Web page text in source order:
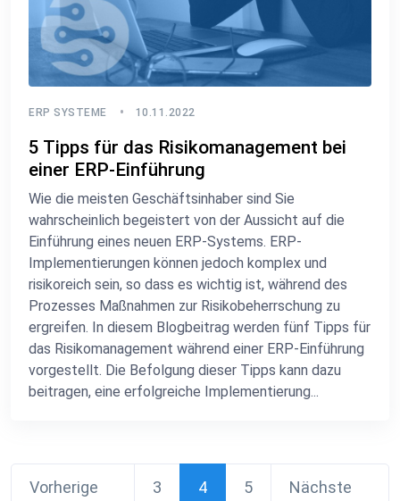
ERP SYSTEME 10.11.2022
5 Tipps für das Risikomanagement bei
einer ERP-Einführung
Wie die meisten Geschäftsinhaber sind Sie
wahrscheinlich begeistert von der Aussicht auf die
Einführung eines neuen ERP-Systems. ERP-
Implementierungen können jedoch komplex und
risikoreich sein, so dass es wichtig ist, während des
Prozesses Maßnahmen zur Risikobeherrschung zu
ergreifen. In diesem Blogbeitrag werden fünf Tipps für
das Risikomanagement während einer ERP-Einführung
vorgestellt. Die Befolgung dieser Tipps kann dazu
beitragen, eine erfolgreiche Implementierung...
Vorherige
3 4 5
Nächste